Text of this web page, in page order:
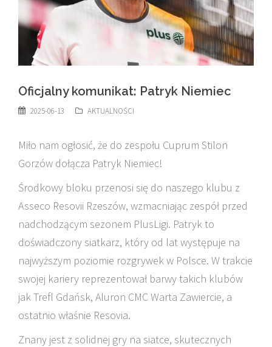
Oficjalny komunikat: Patryk Niemiec
2025-06-13 AKTUALNOŚCI
Miło nam ogłosić, że do zespołu Cuprum Stilon
Gorzów dołącza Patryk Niemiec!
Środkowy bloku przenosi się do naszego klubu z
Asseco Resovii Rzeszów, wzmacniając zespół przed
nadchodzącym sezonem PlusLigi. Patryk to
doświadczony siatkarz, który od lat występuje na
najwyższym poziomie rozgrywek w Polsce. W trakcie
swojej kariery reprezentował barwy takich klubów
jak Trefl Gdańsk, Aluron CMC Warta Zawiercie, a
ostatnio właśnie Resovia.
Znany jest z solidnej gry na siatce, skutecznych